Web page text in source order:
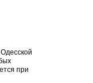
при